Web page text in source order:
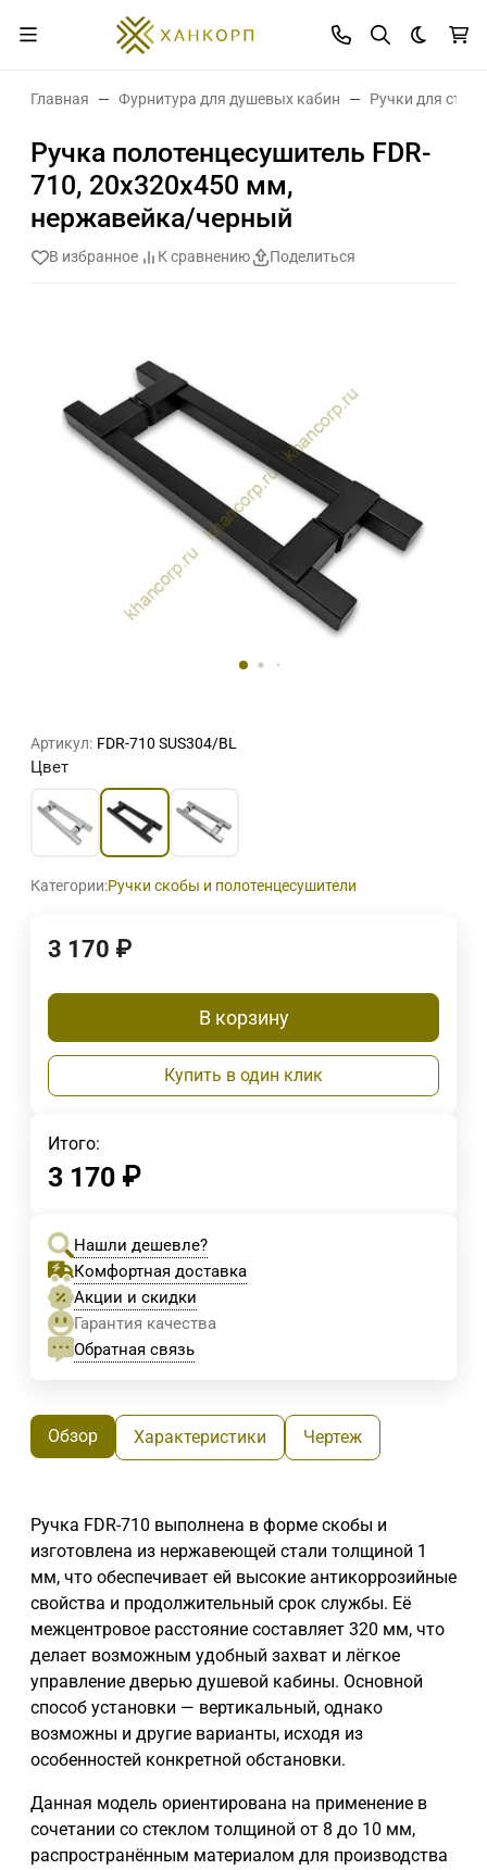
Темная
Главная Фурнитура для душевых кабин Ручки для
Ручка полотенцесушитель FDR-
710, 20х320х450 мм,
нержавейка/черный
В избранное К сравнению Поделиться
Артикул: FDR-710 SUS304/BL
Цвет
Категории:Ручки скобы и полотенцесушители
3 170 ₽
В корзину
Купить в один клик
Итого:
3 170 ₽
Нашли дешевле?
Комфортная доставка
Акции и скидки
Гарантия качества
Обратная связь
Обзор Характеристики Чертеж
Ручка FDR-710 выполнена в форме скобы и
изготовлена из нержавеющей стали толщиной 1
мм, что обеспечивает ей высокие антикоррозийные
свойства и продолжительный срок службы. Её
межцентровое расстояние составляет 320 мм, что
делает возможным удобный захват и лёгкое
управление дверью душевой кабины. Основной
способ установки — вертикальный, однако
возможны и другие варианты, исходя из
особенностей конкретной обстановки.
Данная модель ориентирована на применение в
сочетании со стеклом толщиной от 8 до 10 мм,
распространённым материалом для производства